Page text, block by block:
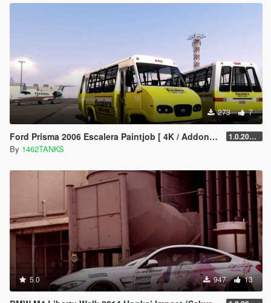
273 7
Ford Prisma 2006 Escalera Paintjob [ 4K / Addon+Replace Lively ] 1.0.20221107
By 1462TANKS
5.0 947 13